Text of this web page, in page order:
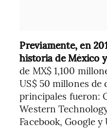
Previamente, en
historia de México
de MX$ 1,100
US$ 50 millones de
principales fueron:
Western
Facebook, Google